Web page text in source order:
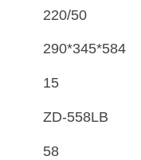
220/50
290*345*584
15
ZD-558LB
58